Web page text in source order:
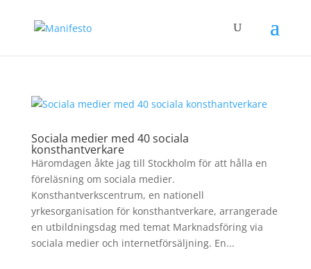
Sociala medier med 40 sociala
konsthantverkare
Häromdagen åkte jag till Stockholm för att hålla en
föreläsning om sociala medier.
Konsthantverkscentrum, en nationell
yrkesorganisation för konsthantverkare, arrangerade
en utbildningsdag med temat Marknadsföring via
sociala medier och internetförsäljning. En...